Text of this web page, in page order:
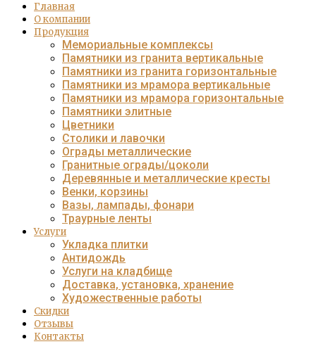
Главная
О компании
Продукция
Мемориальные комплексы
Памятники из гранита вертикальные
Памятники из гранита горизонтальные
Памятники из мрамора вертикальные
Памятники из мрамора горизонтальные
Памятники элитные
Цветники
Столики и лавочки
Ограды металлические
Гранитные ограды/цоколи
Деревянные и металлические кресты
Венки, корзины
Вазы, лампады, фонари
Траурные ленты
Услуги
Укладка плитки
Антидождь
Услуги на кладбище
Доставка, установка, хранение
Художественные работы
Скидки
Отзывы
Контакты